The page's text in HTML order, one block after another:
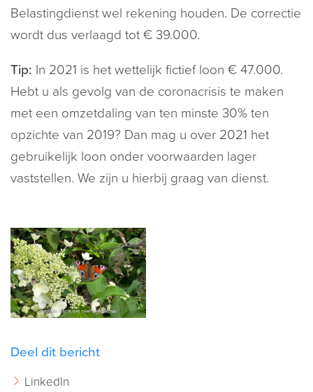
Belastingdienst wel rekening houden. De correctie
wordt dus verlaagd tot € 39.000.
Tip: In 2021 is het wettelijk fictief loon € 47.000.
Hebt u als gevolg van de coronacrisis te maken
met een omzetdaling van ten minste 30% ten
opzichte van 2019? Dan mag u over 2021 het
gebruikelijk loon onder voorwaarden lager
vaststellen. We zijn u hierbij graag van dienst.
Deel dit bericht
LinkedIn